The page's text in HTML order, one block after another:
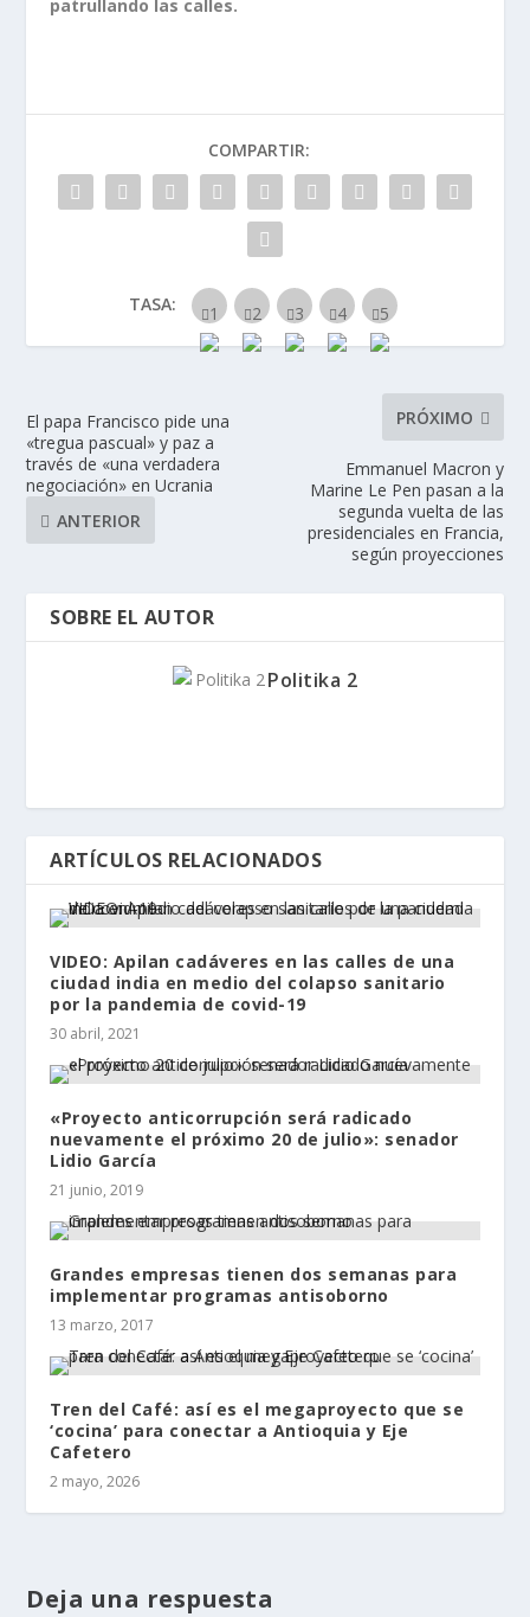
patrullando las calles.
COMPARTIR:
TASA:
El papa Francisco pide una
«tregua pascual» y paz a
través de «una verdadera
negociación» en Ucrania
ANTERIOR
PRÓXIMO
Emmanuel Macron y
Marine Le Pen pasan a la
segunda vuelta de las
presidenciales en Francia,
según proyecciones
SOBRE EL AUTOR
Politika 2
ARTÍCULOS RELACIONADOS
VIDEO: Apilan cadáveres en las calles de una
ciudad india en medio del colapso sanitario
por la pandemia de covid-19
30 abril, 2021
«Proyecto anticorrupción será radicado
nuevamente el próximo 20 de julio»: senador
Lidio García
21 junio, 2019
Grandes empresas tienen dos semanas para
implementar programas antisoborno
13 marzo, 2017
Tren del Café: así es el megaproyecto que se
‘cocina’ para conectar a Antioquia y Eje
Cafetero
2 mayo, 2026
Deja una respuesta